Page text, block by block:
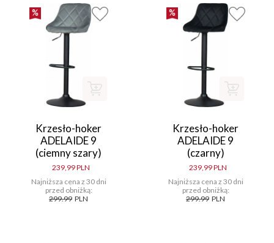
Krzesło-hoker
ADELAIDE 9
(ciemny szary)
239,99 PLN
Najniższa cena z 30 dni
przed obniżką:
299.99 PLN
Krzesło-hoker
ADELAIDE 9
(czarny)
239,99 PLN
Najniższa cena z 30 dni
przed obniżką:
299.99 PLN